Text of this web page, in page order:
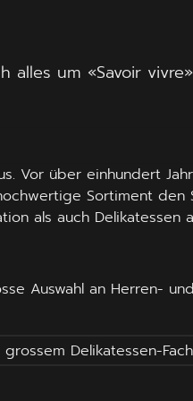
um «Savoir
Vor über einhundert
Sortiment den
als auch Delikatessen
Auswahl an Herren-
grossem Delikatessen-